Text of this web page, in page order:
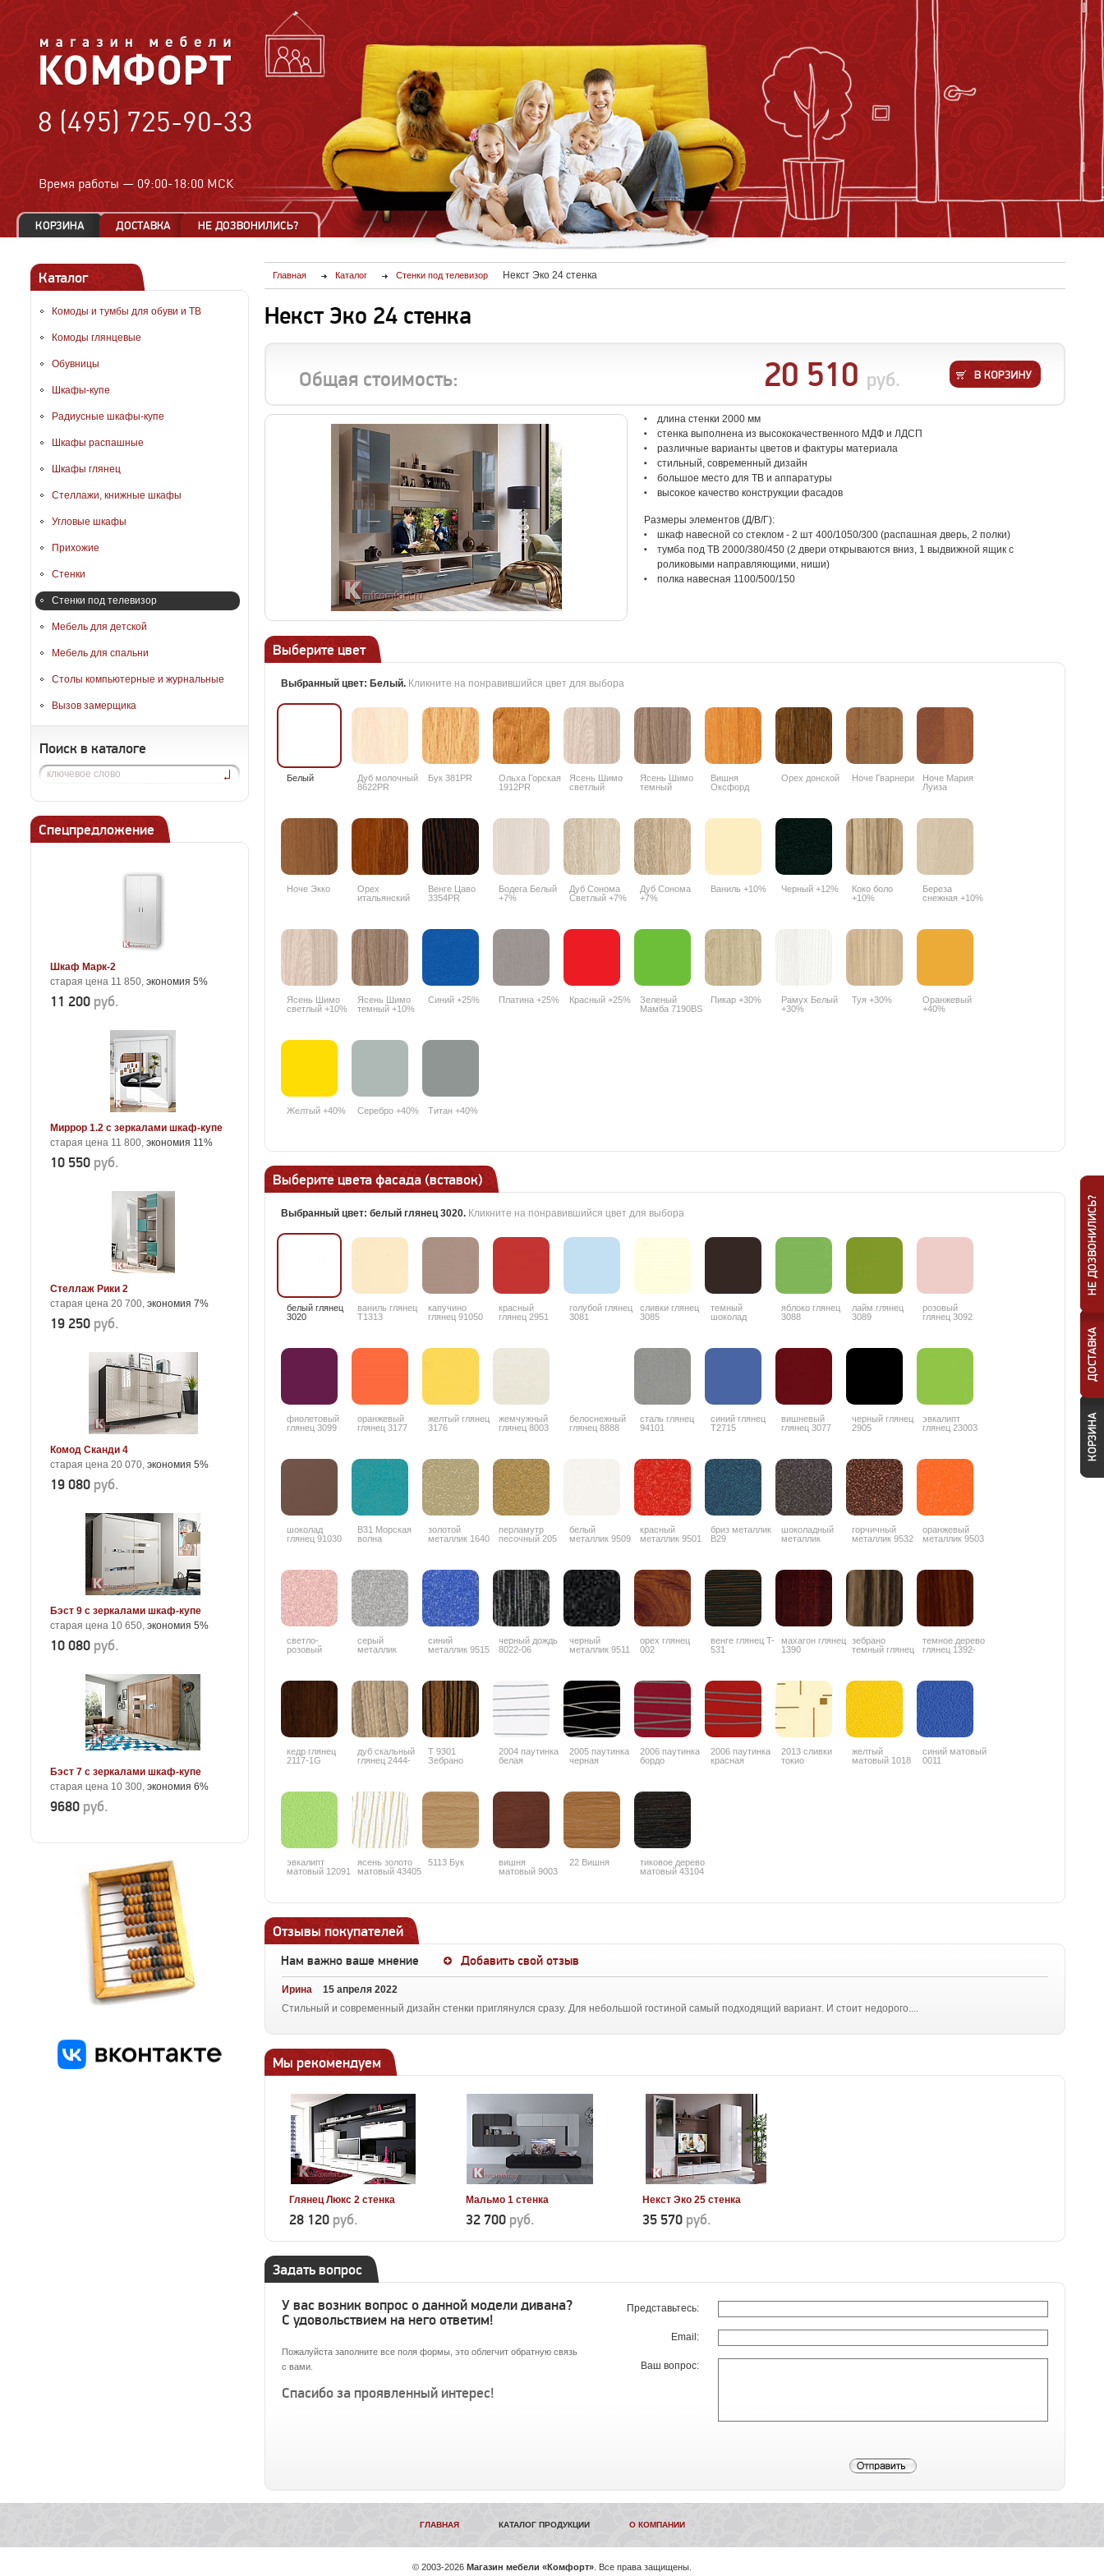
8 (495) 725-90-33
Время работы — 09:00-18:00 МСК
Каталог
Комоды и тумбы для обуви и ТВ
Комоды глянцевые
Обувницы
Шкафы-купе
Радиусные шкафы-купе
Шкафы распашные
Шкафы глянец
Стеллажи, книжные шкафы
Угловые шкафы
Прихожие
Стенки
Стенки под телевизор
Мебель для детской
Мебель для спальни
Столы компьютерные и журнальные
Вызов замерщика
Поиск в каталоге
Спецпредложение
Шкаф Марк-2
старая цена 11 850, экономия 5%
11 200 руб.
Миррор 1.2 с зеркалами шкаф-купе
старая цена 11 800, экономия 11%
10 550 руб.
Стеллаж Рики 2
старая цена 20 700, экономия 7%
19 250 руб.
Комод Сканди 4
старая цена 20 070, экономия 5%
19 080 руб.
Бэст 9 с зеркалами шкаф-купе
старая цена 10 650, экономия 5%
10 080 руб.
Бэст 7 с зеркалами шкаф-купе
старая цена 10 300, экономия 6%
9680 руб.
Главная Каталог Стенки под телевизор Некст Эко 24 стенка
Некст Эко 24 стенка
Общая стоимость: 20 510 руб.
длина стенки 2000 мм
стенка выполнена из высококачественного МДФ и ЛДСП
различные варианты цветов и фактуры материала
стильный, современный дизайн
большое место для ТВ и аппаратуры
высокое качество конструкции фасадов
Размеры элементов (Д/В/Г):
шкаф навесной со стеклом - 2 шт 400/1050/300 (распашная дверь, 2 полки)
тумба под ТВ 2000/380/450 (2 двери открываются вниз, 1 выдвижной ящик с
роликовыми направляющими, ниши)
полка навесная 1100/500/150
Выберите цвет
Выбранный цвет: Белый. Кликните на понравившийся цвет для выбора
Белый
Дуб молочный
8622PR
Бук 381PR
Ольха Горская
1912PR
Ясень Шимо
светлый
Ясень Шимо
темный
Вишня
Оксфорд
Орех донской Ноче Гварнери
Ноче Мария
Луиза
Ноче Экко
Орех
итальянский
Венге Цаво
3354PR
Бодега Белый
+7%
Дуб Сонома
Светлый +7%
Дуб Сонома
+7%
Ваниль +10% Черный +12%
Коко боло
+10%
Береза
снежная +10%
Ясень Шимо
светлый +10%
Ясень Шимо
темный +10%
Синий +25% Платина +25% Красный +25%
Зеленый
Мамба 7190BS
Пикар +30%
Рамух Белый
+30%
Туя +30%
Оранжевый
+40%
Желтый +40% Серебро +40% Титан +40%
Выберите цвета фасада (вставок)
Выбранный цвет: белый глянец 3020. Кликните на понравившийся цвет для выбора
белый глянец
3020
ваниль глянец
T1313
капучино
глянец 91050
красный
глянец 2951
голубой глянец
3081
сливки глянец
3085
темный
шоколад
яблоко глянец
3088
лайм глянец
3089
розовый
глянец 3092
фиолетовый
глянец 3099
оранжевый
глянец 3177
желтый глянец
3176
жемчужный
глянец 8003
белоснежный
глянец 8888
сталь глянец
94101
синий глянец
T2715
вишневый
глянец 3077
черный глянец
2905
эвкалипт
глянец 23003
шоколад
глянец 91030
В31 Морская
волна
золотой
металлик 1640
перламутр
песочный 205
белый
металлик 9509
красный
металлик 9501
бриз металлик
B29
шоколадный
металлик
горчичный
металлик 9532
оранжевый
металлик 9503
светло-
розовый
серый
металлик
синий
металлик 9515
черный дождь
8022-06
черный
металлик 9511
орех глянец
002
венге глянец T-
531
махагон глянец
1390
зебрано
темный глянец
темное дерево
глянец 1392-
кедр глянец
2117-1G
дуб скальный
глянец 2444-
Т 9301
Зебрано
2004 паутинка
белая
2005 паутинка
черная
2006 паутинка
бордо
2006 паутинка
красная
2013 сливки
токио
желтый
матовый 1018
синий матовый
0011
эвкалипт
матовый 12091
ясень золото
матовый 43405
5113 Бук
вишня
матовый 9003
22 Вишня
тиковое дерево
матовый 43104
Отзывы покупателей
Нам важно ваше мнение Добавить свой отзыв
Ирина
15 апреля 2022
Стильный и современный дизайн стенки приглянулся сразу. Для небольшой гостиной самый подходящий вариант. И стоит недорого....
Мы рекомендуем
Глянец Люкс 2 стенка
28 120 руб.
Мальмо 1 стенка
32 700 руб.
Некст Эко 25 стенка
35 570 руб.
Задать вопрос
У вас возник вопрос о данной модели дивана?
С удовольствием на него ответим!
Пожалуйста заполните все поля формы, это облегчит обратную связь
с вами.
Спасибо за проявленный интерес!
Представьтесь:
Email:
Ваш вопрос:
ГЛАВНАЯ КАТАЛОГ ПРОДУКЦИИ О КОМПАНИИ
© 2003-2026 Магазин мебели «Комфорт» . Все права защищены.